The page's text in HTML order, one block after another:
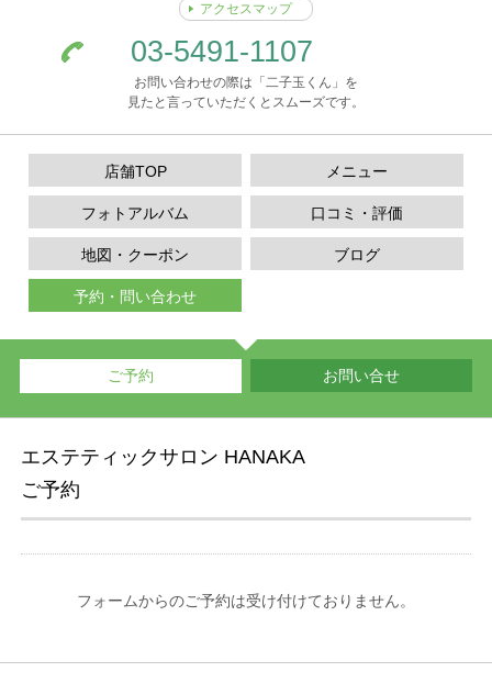
アクセスマップ
03-5491-1107
お問い合わせの際は「二子玉くん」を
見たと言っていただくとスムーズです。
店舗TOP メニュー
フォトアルバム 口コミ・評価
地図・クーポン ブログ
予約・問い合わせ
ご予約 お問い合せ
エステティックサロン HANAKA
ご予約
フォームからのご予約は受け付けておりません。